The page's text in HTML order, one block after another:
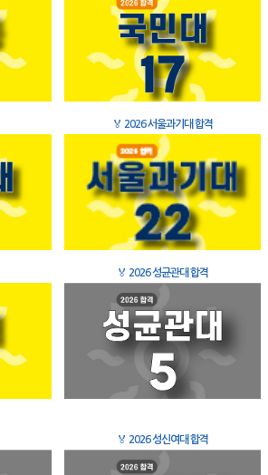
🏅 2026 서울과기대 합격
🏅 2026 성균관대 합격
🏅 2026 성신여대 합격